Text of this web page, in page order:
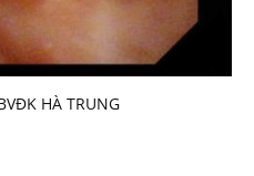
HÀ TRUNG